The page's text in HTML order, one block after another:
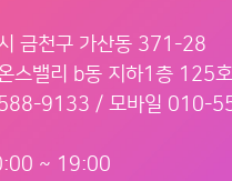
금천구 가산동 371-28
스밸리 b동 지하1층 125호
9133 / 모바일 010-
~ 19:00